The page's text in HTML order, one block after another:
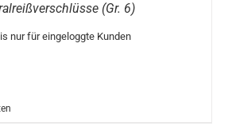
(Gr. 6)
nur für eingeloggte Kunden